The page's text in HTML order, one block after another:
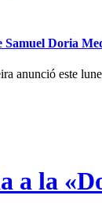
Samuel Doria
anunció este
a la